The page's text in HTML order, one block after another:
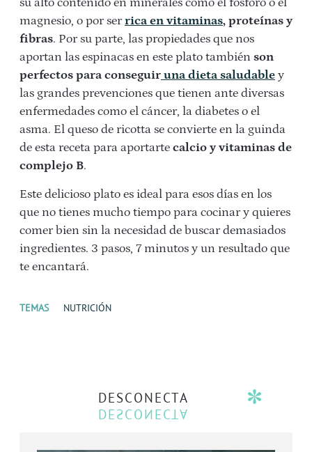
su alto contenido en minerales como el fósforo o el
magnesio, o por serrica en vitaminas, proteínas y
fibras. Por su parte, las propiedades que nos
aportan las espinacas en este plato también son
perfectos para conseguir una dieta saludable y
las grandes prevenciones que tienen ante diversas
enfermedades como el cáncer, la diabetes o el
asma. El queso de ricotta se convierte en la guinda
de esta receta para aportarte calcio y vitaminas de
complejo B.
Este delicioso plato es ideal para esos días en los
que no tienes mucho tiempo para cocinar y quieres
comer bien sin la necesidad de buscar demasiados
ingredientes. 3 pasos, 7 minutos y un resultado que
te encantará.
TEMAS NUTRICIÓN
DESCONECTA